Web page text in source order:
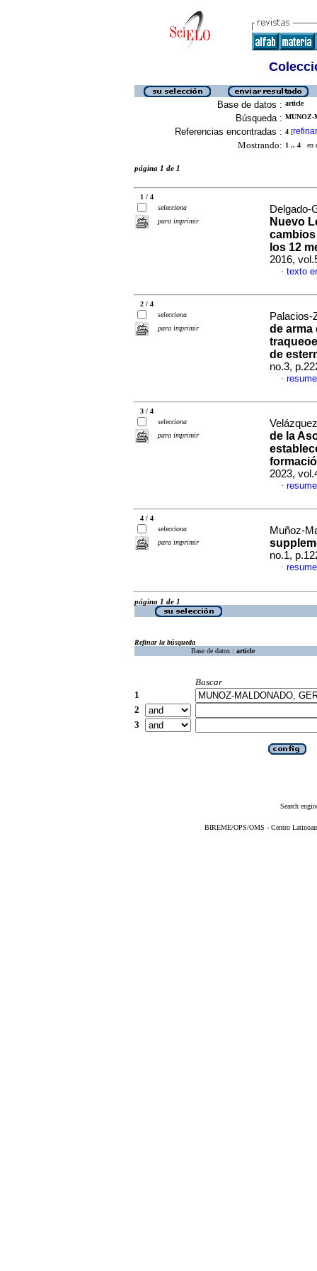
Base de datos : article
Búsqueda : MUNOZ-
Referencias encontradas : 4 [refinar
Mostrando: 1 .. 4 en
página 1 de 1
1 / 4
selecciona
para imprimir
Delgado-
Nuevo
los 12
2016,
· texto
2 / 4
selecciona
para imprimir
Palacios-
de arma
de
no.3,
·
3 / 4
selecciona
para imprimir
de la
2023,
·
4 / 4
selecciona
para imprimir
Muñoz-
no.1,
·
página 1 de 1
Refinar la búsqueda
Base de datos : article
Buscar
1
2
3
Search
BIREME/OPS/OMS - Centro